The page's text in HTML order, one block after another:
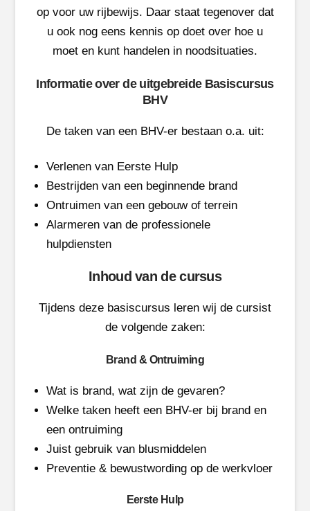
op voor uw rijbewijs. Daar staat tegenover dat
u ook nog eens kennis op doet over hoe u
moet en kunt handelen in noodsituaties.
Informatie over de uitgebreide Basiscursus
BHV
De taken van een BHV-er bestaan o.a. uit:
Verlenen van Eerste Hulp
Bestrijden van een beginnende brand
Ontruimen van een gebouw of terrein
Alarmeren van de professionele
hulpdiensten
Inhoud van de cursus
Tijdens deze basiscursus leren wij de cursist
de volgende zaken:
Brand & Ontruiming
Wat is brand, wat zijn de gevaren?
Welke taken heeft een BHV-er bij brand en
een ontruiming
Juist gebruik van blusmiddelen
Preventie & bewustwording op de werkvloer
Eerste Hulp